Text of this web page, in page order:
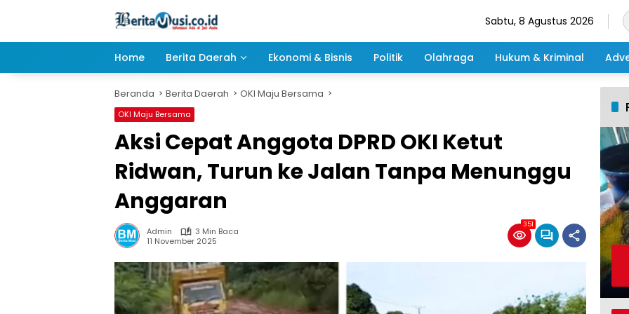
Sabtu, 8 Agustus 2026
Home Berita Daerah Ekonomi & Bisnis Politik Olahraga Hukum & Kriminal
Beranda Berita Daerah OKI Maju Bersama
OKI Maju Bersama
Aksi Cepat Anggota DPRD OKI Ketut
Ridwan, Turun ke Jalan Tanpa Menunggu
Anggaran
Admin
3 Min Baca
11 November 2025
351